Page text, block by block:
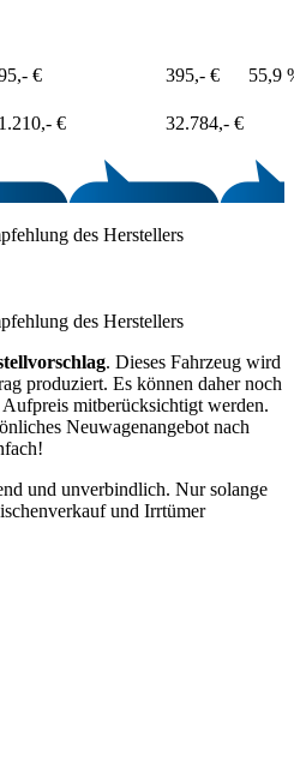
€ 395,- € 55,9
€
32.784,- €
des Herstellers
des Herstellers
. Dieses Fahrzeug wird
produziert. Es können daher noch
mitberücksichtigt werden.
Neuwagenangebot nach
und unverbindlich. Nur solange
und Irrtümer